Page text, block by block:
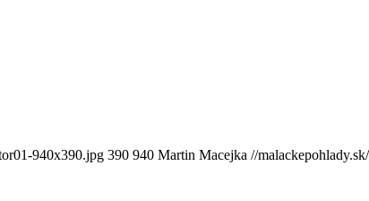
940x390.jpg 390 940 Martin Macejka //